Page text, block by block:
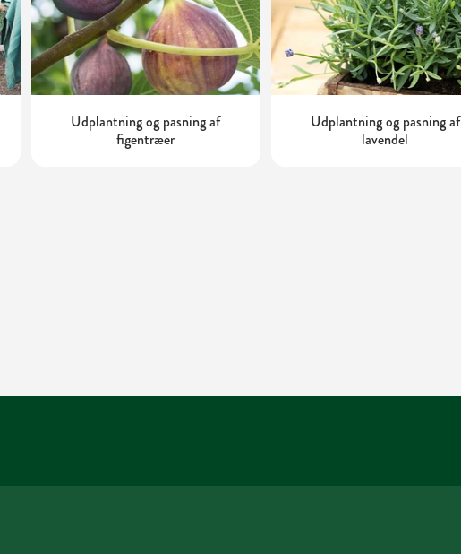
Udplantning og pasning af
figentræer
Udplantning og pasning af
lavendel